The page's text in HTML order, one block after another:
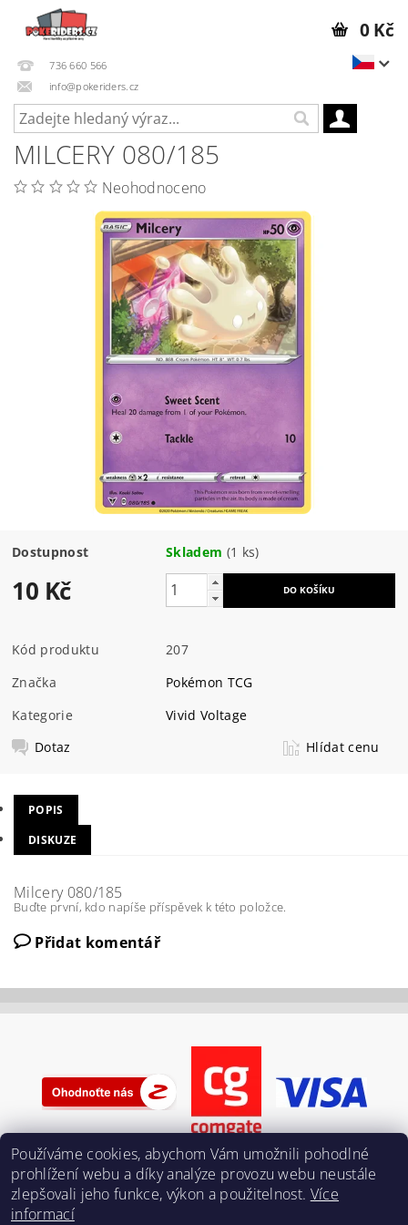
736 660 566
info@pokeriders.cz
0 Kč
MILCERY 080/185
Neohodnoceno
Dostupnost Skladem (1 ks)
10 Kč
Kód produktu
207
Značka
Pokémon TCG
Kategorie
Vivid Voltage
Dotaz
Hlídat cenu
POPIS
DISKUZE
Milcery 080/185
Buďte první, kdo napíše příspěvek k této položce.
Přidat komentář
Používáme cookies, abychom Vám umožnili pohodlné
prohlížení webu a díky analýze provozu webu neustále
zlepšovali jeho funkce, výkon a použitelnost. Více
informací